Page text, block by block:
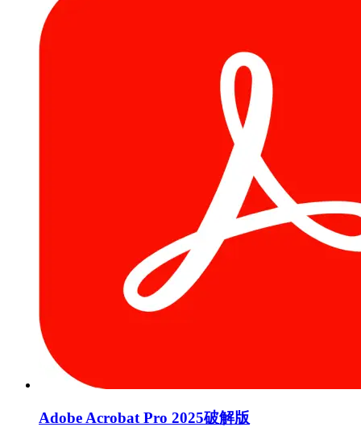
Adobe Acrobat Pro 2025破解版